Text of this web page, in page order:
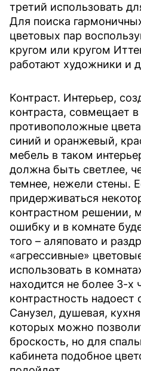
третий использовать
Для поиска
цветовых пар
кругом или кругом
работают художники и
Контраст. Интерьер,
контраста, совмещает в
противоположные
синий и оранжевый,
мебель в таком
должна быть светлее,
темнее, нежели стены.
придерживаться
контрастном решении,
ошибку и в комнате
того – аляповато и
«агрессивные»
использовать в
находится не более 3-х
контрастность надоест
Санузел, душевая,
которых можно
броскость, но для
кабинета подобное